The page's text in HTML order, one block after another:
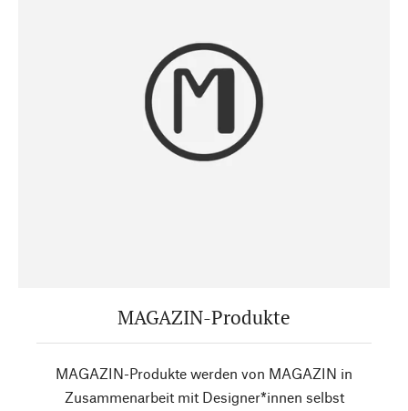
MAGAZIN-Produkte
MAGAZIN-Produkte werden von MAGAZIN in
Zusammenarbeit mit Designer*innen selbst